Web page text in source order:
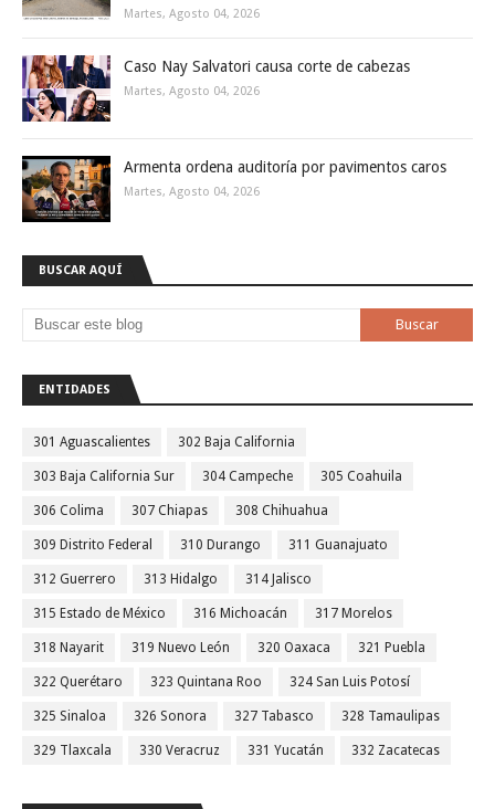
Martes, Agosto 04, 2026
Caso Nay Salvatori causa corte de cabezas
Martes, Agosto 04, 2026
Armenta ordena auditoría por pavimentos caros
Martes, Agosto 04, 2026
BUSCAR AQUÍ
ENTIDADES
301 Aguascalientes 302 Baja California
303 Baja California Sur 304 Campeche 305 Coahuila
306 Colima 307 Chiapas 308 Chihuahua
309 Distrito Federal 310 Durango 311 Guanajuato
312 Guerrero 313 Hidalgo 314 Jalisco
315 Estado de México 316 Michoacán 317 Morelos
318 Nayarit 319 Nuevo León 320 Oaxaca 321 Puebla
322 Querétaro 323 Quintana Roo 324 San Luis Potosí
325 Sinaloa 326 Sonora 327 Tabasco 328 Tamaulipas
329 Tlaxcala 330 Veracruz 331 Yucatán 332 Zacatecas